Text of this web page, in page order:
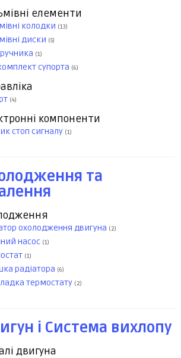
елементи
колодки (13)
диски (5)
(1)
супорта (6)
(4)
компоненти
стоп сигналу (1)
та
охолодження двигуна (2)
насос (1)
(1)
радіатора (6)
термостату (2)
і Система вихлопу
двигуна